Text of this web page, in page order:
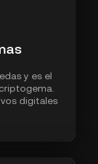
y es el
digitales